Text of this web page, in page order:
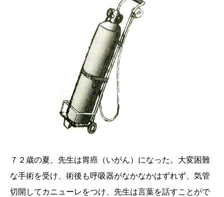
７２歳の夏、先生は胃癌（いがん）になった。大変困難
な手術を受け、術後も呼吸器がなかなかはずれず、気管
切開してカニューレをつけ、先生は言葉を話すことがで